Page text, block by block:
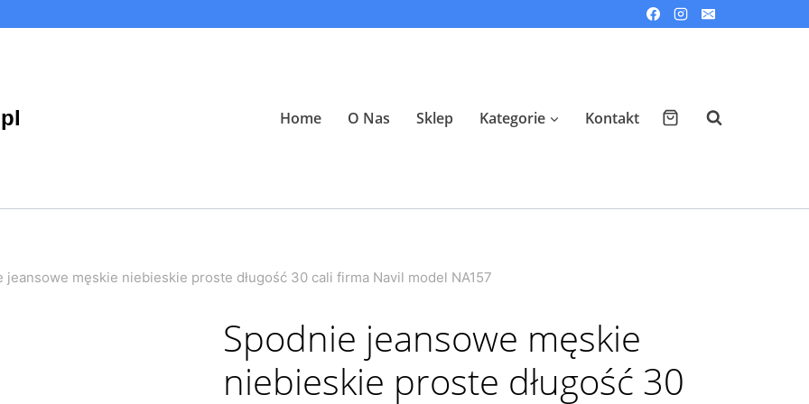
Home O Nas Sklep Kategorie Kontakt
jeansowe męskie niebieskie proste długość 30 cali firma Navil model NA157
Spodnie jeansowe męskie
niebieskie proste długość 30